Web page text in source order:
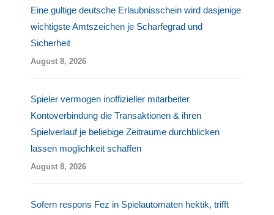
Eine gultige deutsche Erlaubnisschein wird dasjenige
wichtigste Amtszeichen je Scharfegrad und
Sicherheit
August 8, 2026
Spieler vermogen inoffizieller mitarbeiter
Kontoverbindung die Transaktionen & ihren
Spielverlauf je beliebige Zeitraume durchblicken
lassen moglichkeit schaffen
August 8, 2026
Sofern respons Fez in Spielautomaten hektik, trifft